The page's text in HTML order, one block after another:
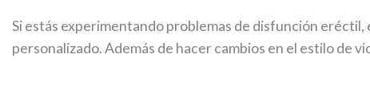
Si estás experimentando problemas de disfunción
personalizado. Además de hacer cambios en el estilo de